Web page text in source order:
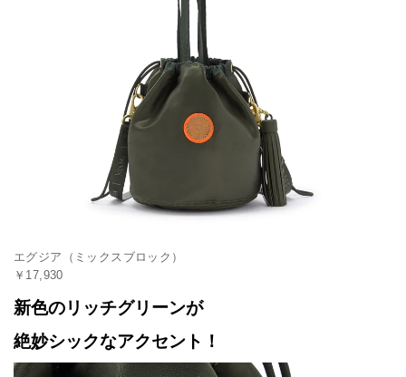
エグジア（ミックスブロック）
￥17,930
新色のリッチグリーンが
絶妙シックなアクセント！